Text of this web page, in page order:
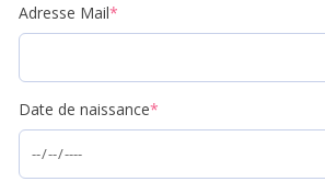
Adresse Mail*
Date de naissance*